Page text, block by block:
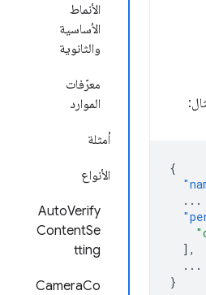
الأنماط
الأساسية
والثانوية
معرّفات
الموارد
أمثلة
الأنواع
AutoVerify
ContentSe
tting
CameraCo
{
...
],
...
}